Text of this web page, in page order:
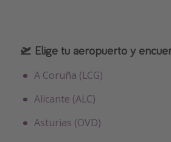
🛫 Elige tu aeropuerto y
A Coruña (LCG)
Alicante (ALC)
Asturias (OVD)